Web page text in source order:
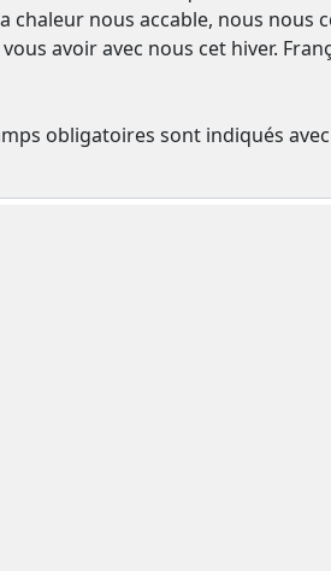
chaleur nous accable, nous
avoir avec nous cet hiver.
obligatoires sont indiqués avec